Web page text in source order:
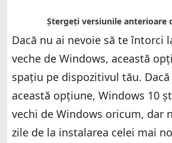
Dacă nu ai nevoie să te întorci
veche de Windows, această
spațiu pe dispozitivul tău.
această opțiune, Windows 10
vechi de Windows oricum, dar
zile de la instalarea celei mai